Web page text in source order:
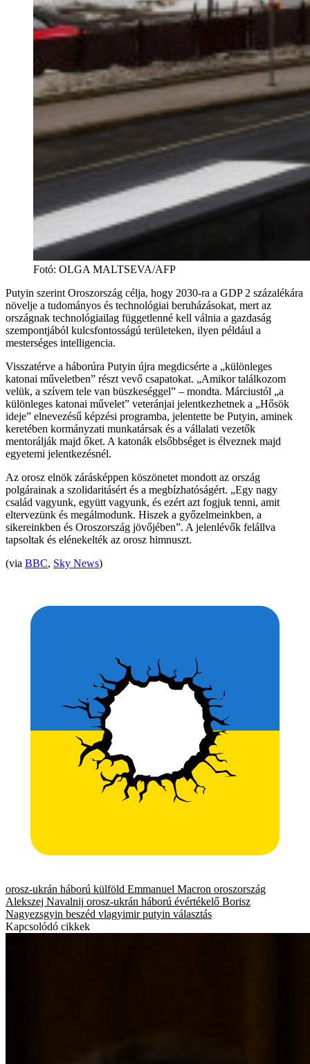
Fotó: OLGA MALTSEVA/AFP
Putyin szerint Oroszország célja, hogy 2030-ra a GDP 2 százalékára
növelje a tudományos és technológiai beruházásokat, mert az
országnak technológiailag függetlenné kell válnia a gazdaság
szempontjából kulcsfontosságú területeken, ilyen például a
mesterséges intelligencia.
Visszatérve a háborúra Putyin újra megdicsérte a „különleges
katonai műveletben” részt vevő csapatokat. „Amikor találkozom
velük, a szívem tele van büszkeséggel” – mondta. Márciustól „a
különleges katonai művelet” veteránjai jelentkezhetnek a „Hősök
ideje” elnevezésű képzési programba, jelentette be Putyin, aminek
keretében kormányzati munkatársak és a vállalati vezetők
mentorálják majd őket. A katonák elsőbbséget is élveznek majd
egyetemi jelentkezésnél.
Az orosz elnök zárásképpen köszönetet mondott az ország
polgárainak a szolidaritásért és a megbízhatóságért. „Egy nagy
család vagyunk, együtt vagyunk, és ezért azt fogjuk tenni, amit
eltervezünk és megálmodunk. Hiszek a győzelmeinkben, a
sikereinkben és Oroszország jövőjében”. A jelenlévők felállva
tapsoltak és elénekelték az orosz himnuszt.
(via BBC, Sky News)
orosz-ukrán háború külföld Emmanuel Macron oroszország
Alekszej Navalnij orosz-ukrán háború évértékelő Borisz
Nagyezsgyin beszéd vlagyimir putyin választás
Kapcsolódó cikkek